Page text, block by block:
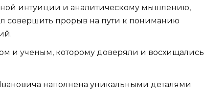
интуиции и аналитическому мышлению,
совершить прорыв на пути к пониманию
и ученым, которому доверяли и восхищались
наполнена уникальными деталями